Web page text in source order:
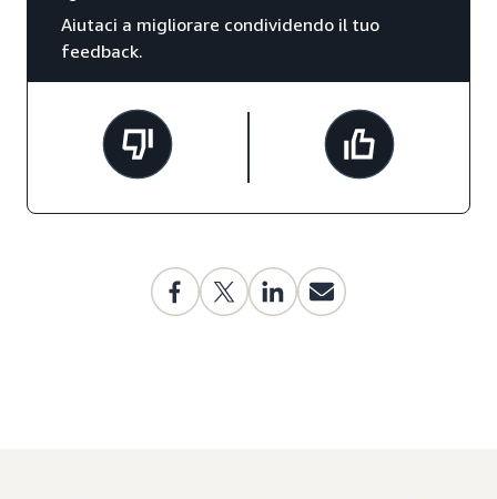
Aiutaci a migliorare condividendo il tuo
feedback.